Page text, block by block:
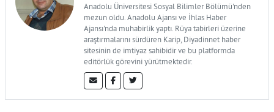
Anadolu Üniversitesi Sosyal Bilimler Bölümü'nden
mezun oldu. Anadolu Ajansı ve İhlas Haber
Ajansı'nda muhabirlik yaptı. Rüya tabirleri üzerine
araştırmalarını sürdüren Karip, Diyadinnet haber
sitesinin de imtiyaz sahibidir ve bu platformda
editörlük görevini yürütmektedir.